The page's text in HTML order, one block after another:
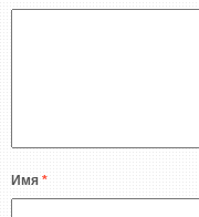
Имя *